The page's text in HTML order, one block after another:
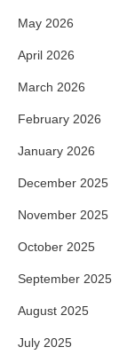
May 2026
April 2026
March 2026
February 2026
January 2026
December 2025
November 2025
October 2025
September 2025
August 2025
July 2025